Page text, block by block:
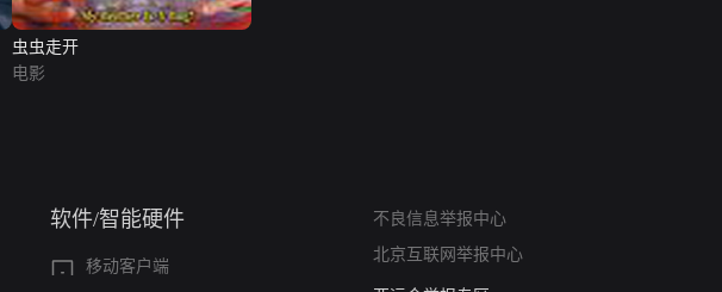
虫虫走开
电影
软件/智能硬件
移动客户端
不良信息举报中心
北京互联网举报中心
算法推荐专项举报